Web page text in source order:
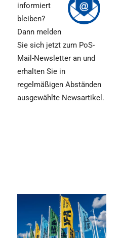
informiert
bleiben?
Dann melden
Sie sich jetzt zum PoS-
Mail-Newsletter an und
erhalten Sie in
regelmäßigen Abständen
ausgewählte Newsartikel.